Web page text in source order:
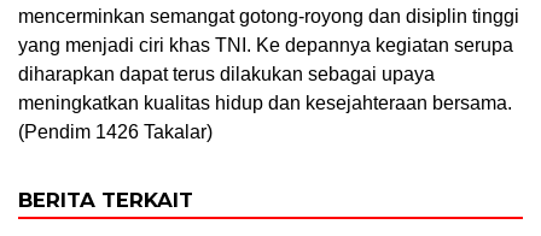
mencerminkan semangat gotong-royong dan disiplin tinggi
yang menjadi ciri khas TNI. Ke depannya kegiatan serupa
diharapkan dapat terus dilakukan sebagai upaya
meningkatkan kualitas hidup dan kesejahteraan bersama.
(Pendim 1426 Takalar)
BERITA TERKAIT